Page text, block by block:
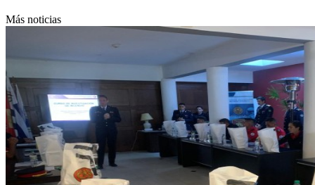
Más noticias